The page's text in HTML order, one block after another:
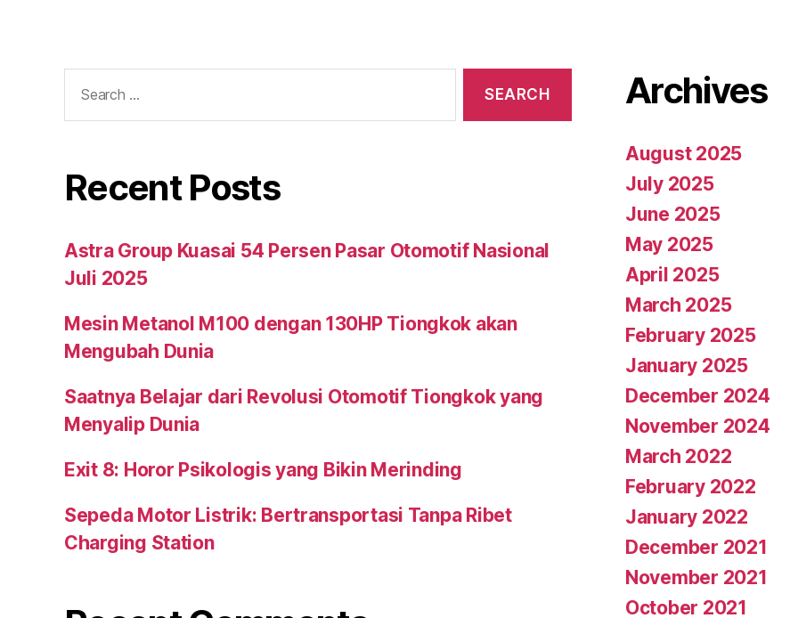
for:
Recent Posts
Astra Group Kuasai 54 Persen Pasar Otomotif Nasional
Juli 2025
Mesin Metanol M100 dengan 130HP Tiongkok akan
Mengubah Dunia
Saatnya Belajar dari Revolusi Otomotif Tiongkok yang
Menyalip Dunia
Exit 8: Horor Psikologis yang Bikin Merinding
Sepeda Motor Listrik: Bertransportasi Tanpa Ribet
Charging Station
Archives
August 2025
July 2025
June 2025
May 2025
April 2025
March 2025
February 2025
January 2025
December 2024
November 2024
March 2022
February 2022
January 2022
December 2021
November 2021
October 2021